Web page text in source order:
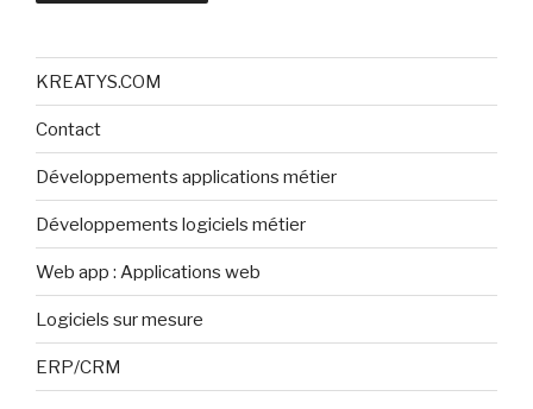
KREATYS.COM
Contact
Développements applications métier
Développements logiciels métier
Web app : Applications web
Logiciels sur mesure
ERP/CRM